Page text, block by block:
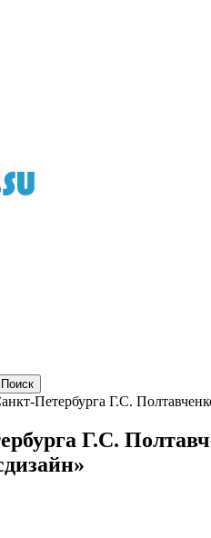
Петербурга Г.С.
Г.С.